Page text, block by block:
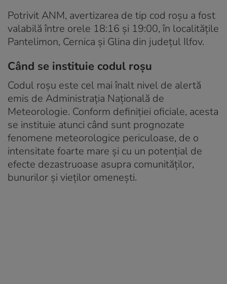
Potrivit ANM, avertizarea de tip cod roșu a fost
valabilă între orele 18:16 și 19:00, în localitățile
Pantelimon, Cernica și Glina din județul Ilfov.
Când se instituie codul roșu
Codul roșu este cel mai înalt nivel de alertă
emis de Administrația Națională de
Meteorologie. Conform definiției oficiale, acesta
se instituie atunci când sunt prognozate
fenomene meteorologice periculoase, de o
intensitate foarte mare și cu un potențial de
efecte dezastruoase asupra comunităților,
bunurilor și vieților omenești.